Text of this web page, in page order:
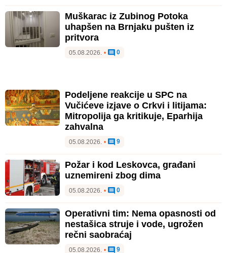
Muškarac iz Zubinog Potoka
uhapšen na Brnjaku pušten iz
pritvora
05.08.2026. • 0
Podeljene reakcije u SPC na
Vučićeve izjave o Crkvi i litijama:
Mitropolija ga kritikuje, Eparhija
zahvalna
05.08.2026. • 9
Požar i kod Leskovca, građani
uznemireni zbog dima
05.08.2026. • 0
Operativni tim: Nema opasnosti od
nestašica struje i vode, ugrožen
rečni saobraćaj
05.08.2026. • 9